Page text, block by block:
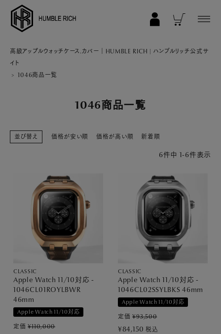
COLLECTION
ALL
AppleWatch Ultra 2/1(49mm)
AppleWatch 9/8/7 (45mm)
AppleWatch SE 3/2/1 (44mm)
STRAP/Accessory
Beltset
PICK UP
NEWS
ABOUT
SHOP LIST
高級アップルウォッチケース.カバー｜HUMBLE RICH | ハンブルリッチ公式サ
イト
1046商品一覧
1046商品一覧
並び替え 価格が安い順 価格が高い順 新着順
6件中 1-6件表示
CLASSIC
Apple Watch 11/10対応 -
1046CL01ROYLBWR
46mm
Apple Watch 11/10対応
定価 ¥110,000
CLASSIC
Apple Watch 11/10対応 -
1046CL02SSYLBKS 46mm
Apple Watch 11/10対応
定価 ¥93,500
¥84,150 税込